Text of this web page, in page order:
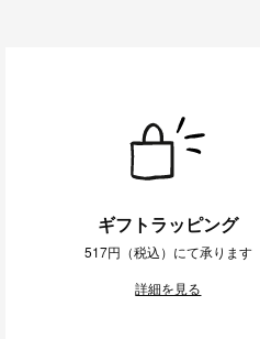
ギフトラッピング
517円（税込）にて承ります
詳細を見る